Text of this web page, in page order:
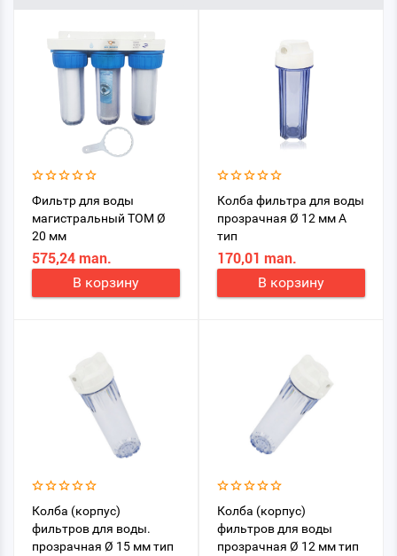
Фильтр для воды
магистральный TOM Ø
20 мм
575,24 man.
В корзину
Колба фильтра для воды
прозрачная Ø 12 мм A
тип
170,01 man.
В корзину
Колбa (корпус)
фильтров для воды.
прозрачная Ø 15 мм тип
Колбa (корпус)
фильтров для воды
прозрачная Ø 12 мм тип